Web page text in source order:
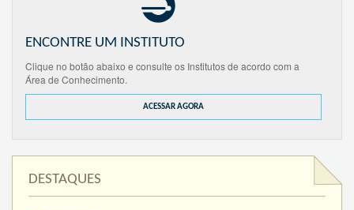
ENCONTRE UM INSTITUTO
Clique no botão abaixo e consulte os Institutos de acordo com a
Área de Conhecimento.
ACESSAR AGORA
DESTAQUES